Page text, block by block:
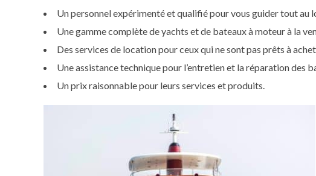
Un personnel expérimenté et qualifié pour vous guider tout au
Une gamme complète de yachts et de bateaux à moteur à la
Des services de location pour ceux qui ne sont pas prêts à
Une assistance technique pour l’entretien et la réparation des
Un prix raisonnable pour leurs services et produits.